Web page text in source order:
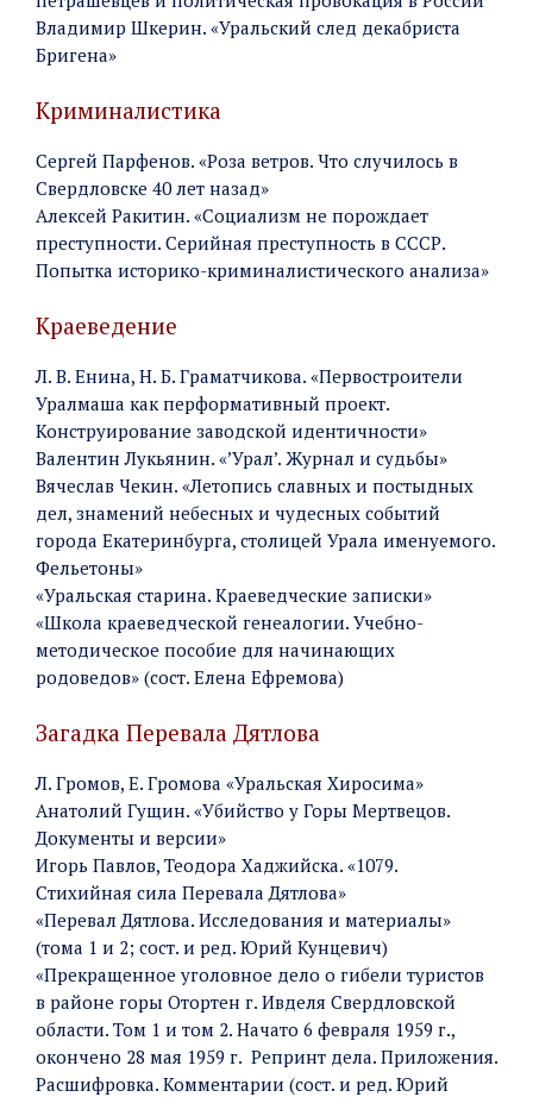
Владимир Шкерин. «Уральский след декабриста
Бригена»
Криминалистика
Сергей Парфенов. «Роза ветров. Что случилось в
Свердловске 40 лет назад»
Алексей Ракитин. «Социализм не порождает
преступности. Серийная преступность в СССР.
Попытка историко-криминалистического анализа»
Краеведение
Л. В. Енина, Н. Б. Граматчикова. «Первостроители
Уралмаша как перформативный проект.
Конструирование заводской идентичности»
Валентин Лукьянин. «’Урал’. Журнал и судьбы»
Вячеслав Чекин. «Летопись славных и постыдных
дел, знамений небесных и чудесных событий
города Екатеринбурга, столицей Урала именуемого.
Фельетоны»
«Уральская старина. Краеведческие записки»
«Школа краеведческой генеалогии. Учебно-
методическое пособие для начинающих
родоведов» (сост. Елена Ефремова)
Загадка Перевала Дятлова
Л. Громов, Е. Громова «Уральская Хиросима»
Анатолий Гущин. «Убийство у Горы Мертвецов.
Документы и версии»
Игорь Павлов, Теодора Хаджийска. «1079.
Стихийная сила Перевала Дятлова»
«Перевал Дятлова. Исследования и материалы»
(тома 1 и 2; сост. и ред. Юрий Кунцевич)
«Прекращенное уголовное дело о гибели туристов
в районе горы Отортен г. Ивделя Свердловской
области. Том 1 и том 2. Начато 6 февраля 1959 г.,
окончено 28 мая 1959 г. Репринт дела. Приложения.
Расшифровка. Комментарии (сост. и ред. Юрий